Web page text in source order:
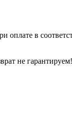
оплате в
не гарантируем!